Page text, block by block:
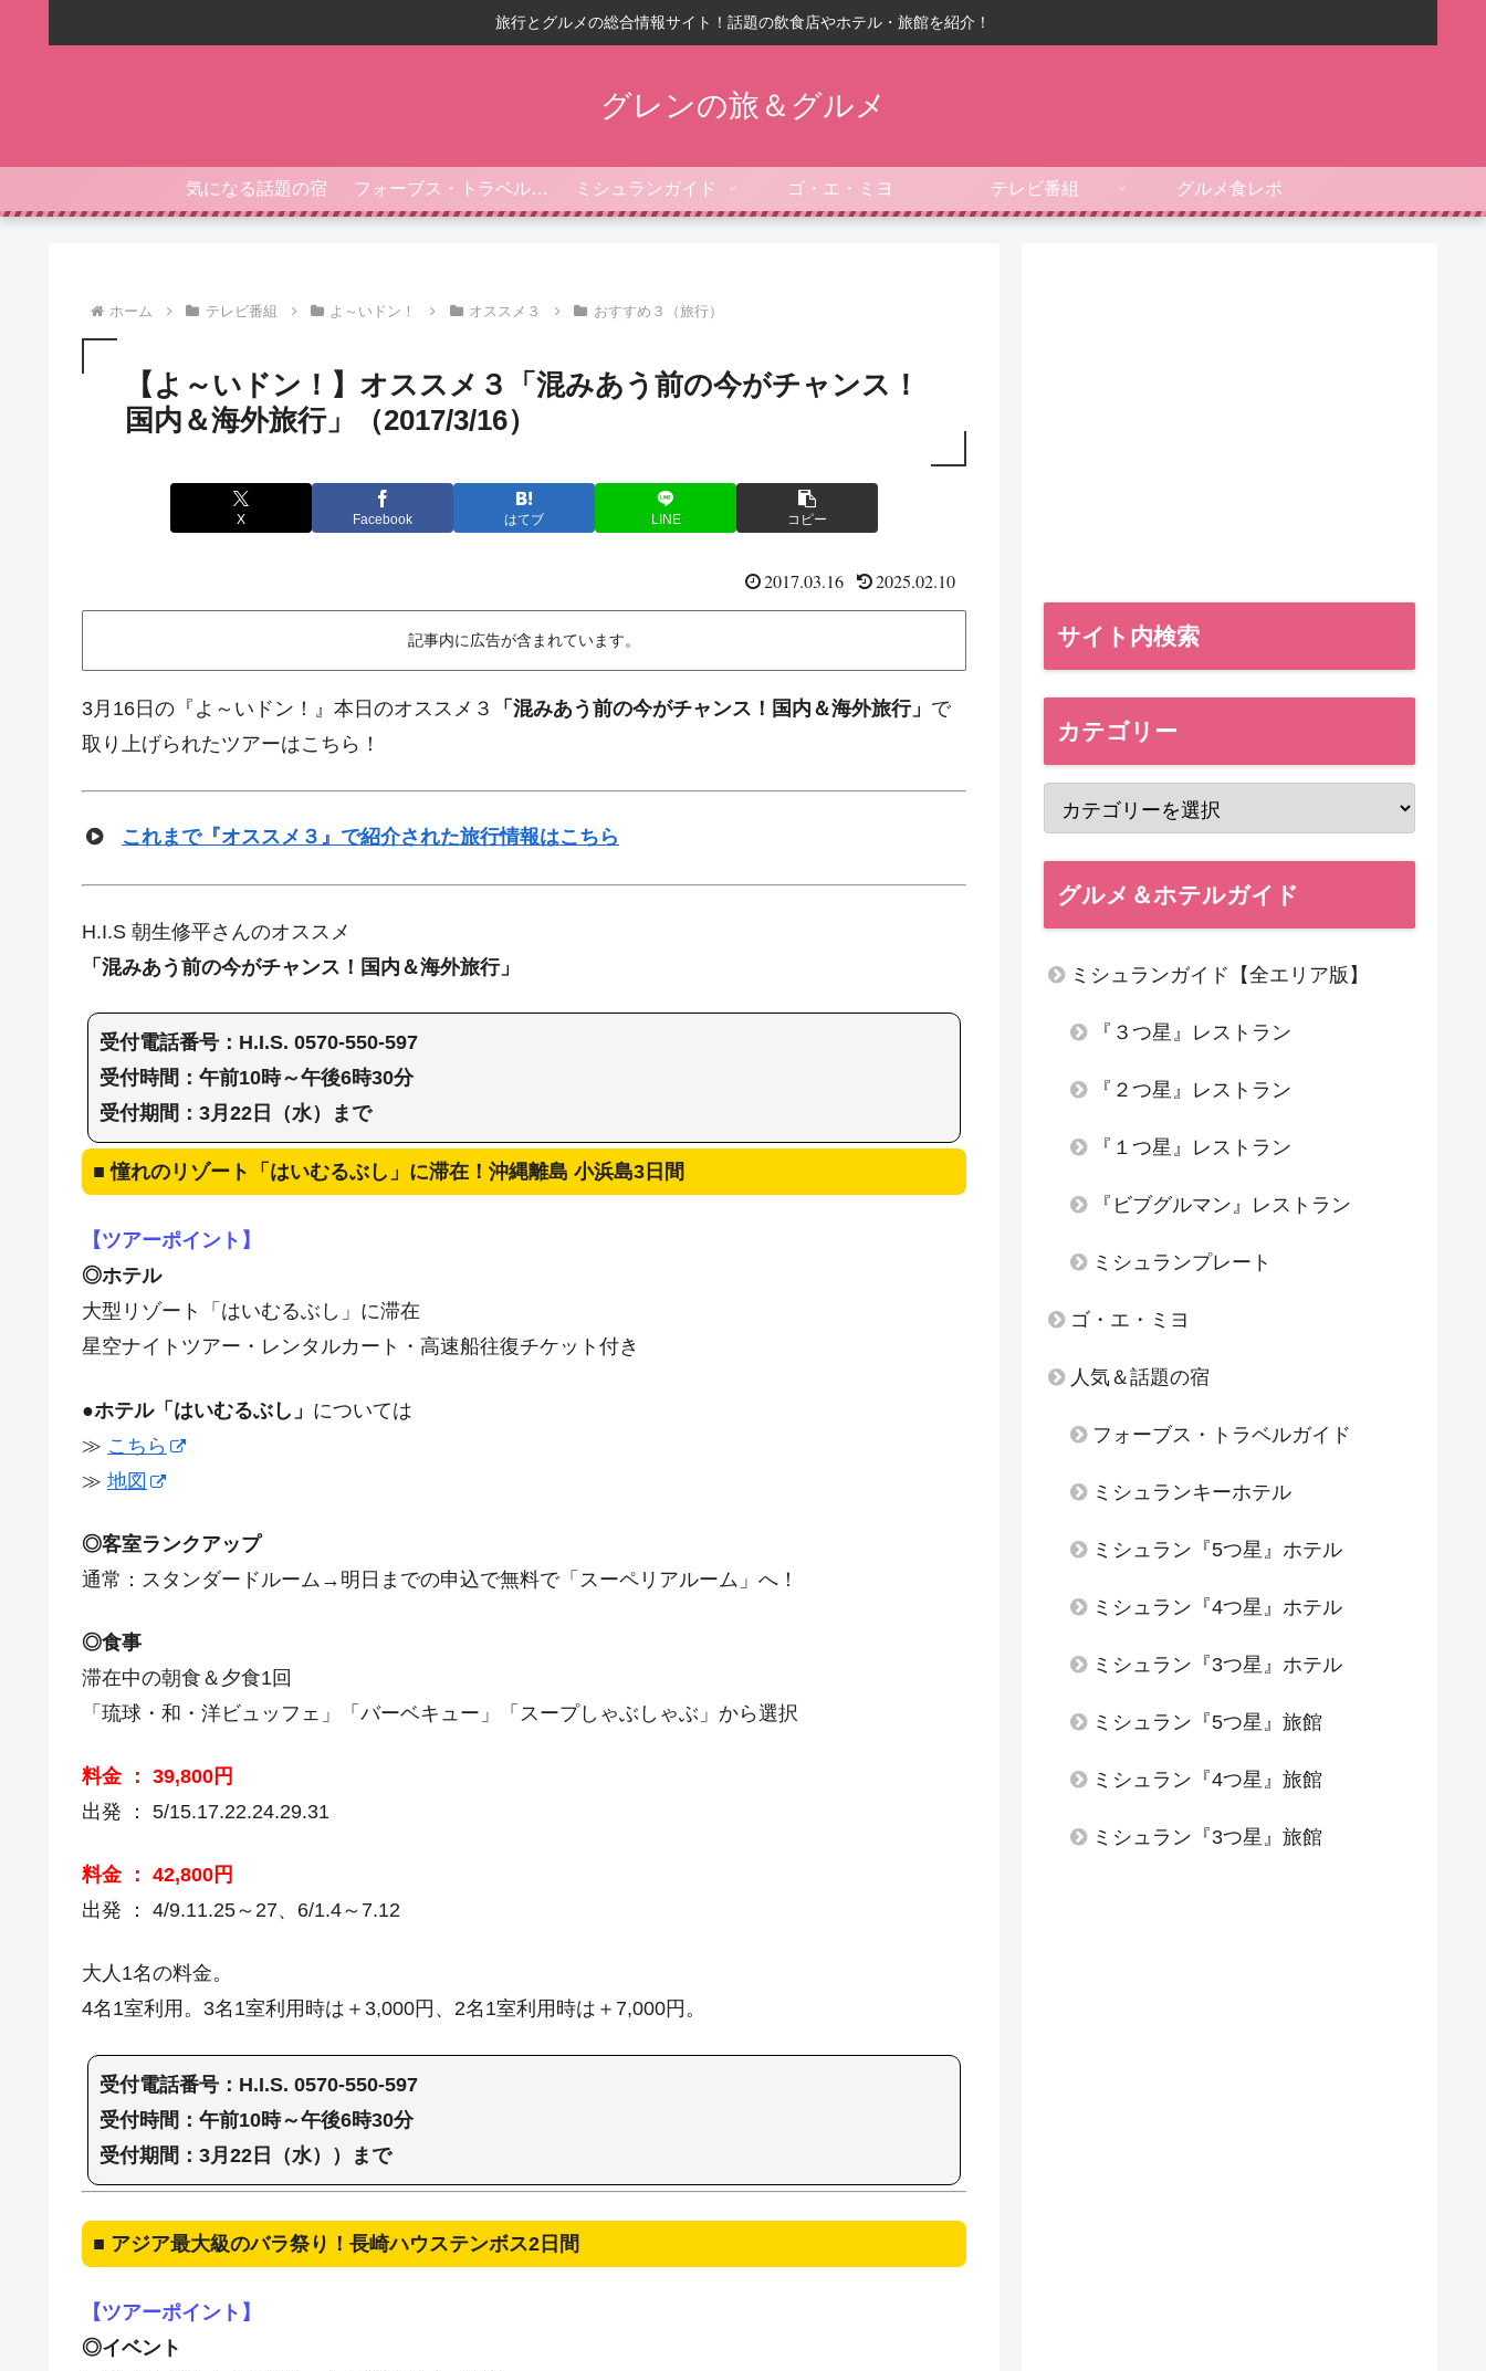
旅行とグルメの総合情報サイト！話題の飲食店やホテル・旅館を紹介！
グレンの旅＆グルメ
気になる話題の宿 フォーブス・トラベルガイド ミシュランガイド ゴ・エ・ミヨ テレビ番組 グルメ食レポ
ホーム テレビ番組 よ～いドン！ オススメ３ おすすめ３（旅行）
【よ～いドン！】オススメ３「混みあう前の今がチャンス！
国内＆海外旅行」（2017/3/16）
X Facebook はてブ LINE コピー
2017.03.16 2025.02.10
記事内に広告が含まれています。
3月16日の『よ～いドン！』本日のオススメ３ 「混みあう前の今がチャンス！国内＆海外旅行」 で
取り上げられたツアーはこちら！
これまで『オススメ３』で紹介された旅行情報はこちら
H.I.S 朝生修平さんのオススメ
「混みあう前の今がチャンス！国内＆海外旅行」
受付電話番号：H.I.S. 0570-550-597
受付時間：午前10時～午後6時30分
受付期間：3月22日（水）まで
■ 憧れのリゾート「はいむるぶし」に滞在！沖縄離島 小浜島3日間
【ツアーポイント】
◎ホテル
大型リゾート「はいむるぶし」に滞在
星空ナイトツアー・レンタルカート・高速船往復チケット付き
●ホテル「はいむるぶし」 については
≫ こちら
≫ 地図
◎客室ランクアップ
通常：スタンダードルーム→明日までの申込で無料で「スーペリアルーム」へ！
◎食事
滞在中の朝食＆夕食1回
「琉球・和・洋ビュッフェ」「バーベキュー」「スープしゃぶしゃぶ」から選択
料金 ： 39,800円
出発 ： 5/15.17.22.24.29.31
料金 ： 42,800円
出発 ： 4/9.11.25～27、6/1.4～7.12
大人1名の料金。
4名1室利用。3名1室利用時は＋3,000円、2名1室利用時は＋7,000円。
受付電話番号：H.I.S. 0570-550-597
受付時間：午前10時～午後6時30分
受付期間：3月22日（水））まで
■ アジア最大級のバラ祭り！長崎ハウステンボス2日間
【ツアーポイント】
◎イベント
サイト内検索
カテゴリー
グルメ＆ホテルガイド
ミシュランガイド【全エリア版】
『３つ星』レストラン
『２つ星』レストラン
『１つ星』レストラン
『ビブグルマン』レストラン
ミシュランプレート
ゴ・エ・ミヨ
人気＆話題の宿
フォーブス・トラベルガイド
ミシュランキーホテル
ミシュラン『5つ星』ホテル
ミシュラン『4つ星』ホテル
ミシュラン『3つ星』ホテル
ミシュラン『5つ星』旅館
ミシュラン『4つ星』旅館
ミシュラン『3つ星』旅館